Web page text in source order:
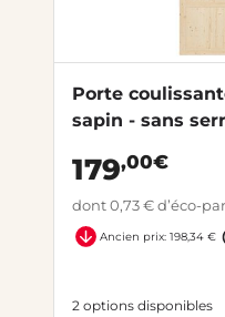
Porte
sapin - sans
179,00€
dont 0,73 € d’éco-
Ancien prix: 198,34 €
2 options disponibles